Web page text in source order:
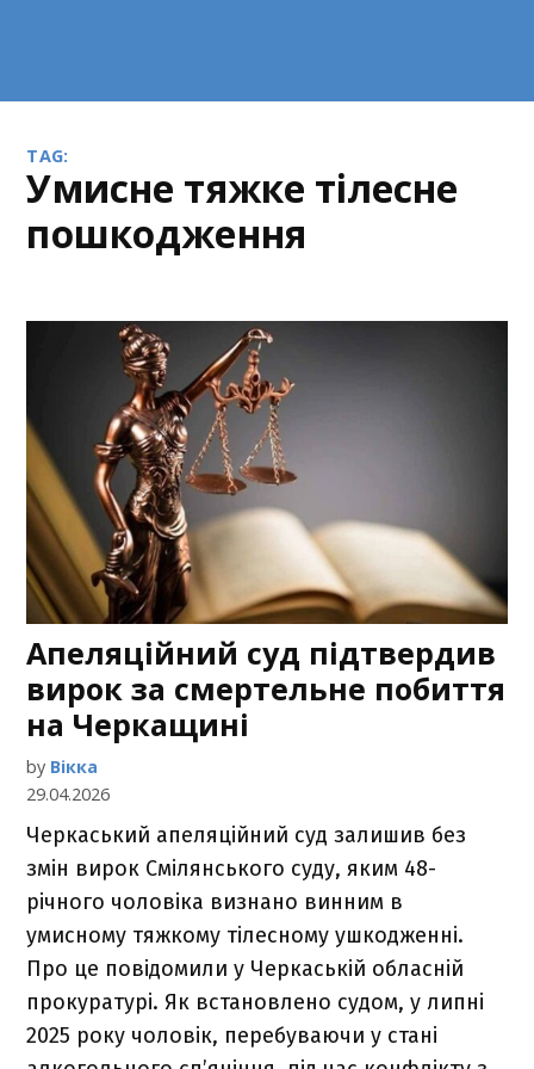
TAG:
Умисне тяжке тілесне
пошкодження
Апеляційний суд підтвердив
вирок за смертельне побиття
на Черкащині
by Вікка
29.04.2026
Черкаський апеляційний суд залишив без
змін вирок Смілянського суду, яким 48-
річного чоловіка визнано винним в
умисному тяжкому тілесному ушкодженні.
Про це повідомили у Черкаській обласній
прокуратурі. Як встановлено судом, у липні
2025 року чоловік, перебуваючи у стані